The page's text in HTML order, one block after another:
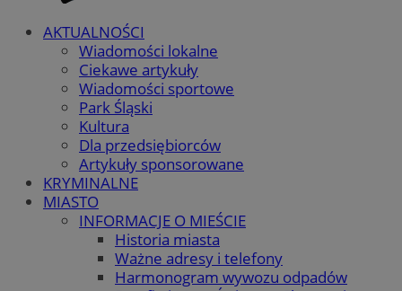
AKTUALNOŚCI
Wiadomości lokalne
Ciekawe artykuły
Wiadomości sportowe
Park Śląski
Kultura
Dla przedsiębiorców
Artykuły sponsorowane
KRYMINALNE
MIASTO
INFORMACJE O MIEŚCIE
Historia miasta
Ważne adresy i telefony
Harmonogram wywozu odpadów